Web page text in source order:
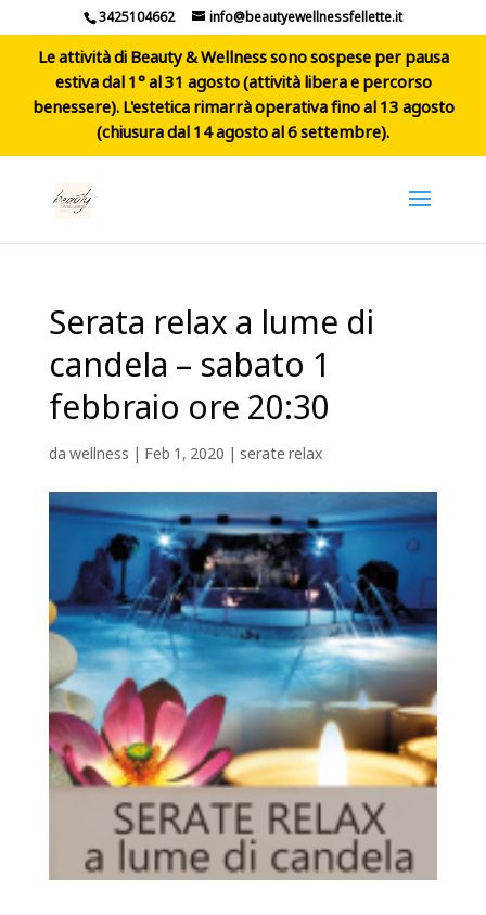
3425104662 info@beautyewellnessfellette.it
Le attività di Beauty & Wellness sono sospese per pausa
estiva dal 1° al 31 agosto (attività libera e percorso
benessere). L'estetica rimarrà operativa fino al 13 agosto
(chiusura dal 14 agosto al 6 settembre).
Serata relax a lume di
candela – sabato 1
febbraio ore 20:30
dawellness | Feb 1, 2020 | serate relax